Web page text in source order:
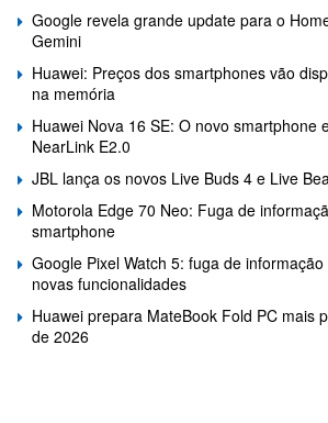
Google revela grande update para o
Gemini
Huawei: Preços dos smartphones vão
na memória
Huawei Nova 16 SE: O novo smartphone
NearLink E2.0
JBL lança os novos Live Buds 4 e Live
Motorola Edge 70 Neo: Fuga de
smartphone
Google Pixel Watch 5: fuga de
novas funcionalidades
Huawei prepara MateBook Fold PC mais
de 2026